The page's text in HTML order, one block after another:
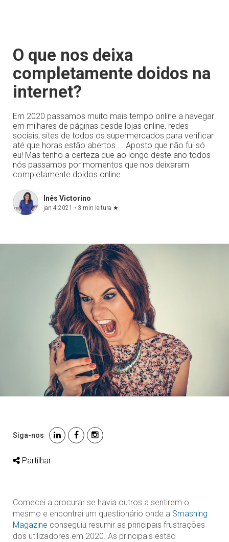
O que nos deixa
completamente doidos na
internet?
Em 2020 passamos muito mais tempo online a navegar
em milhares de páginas desde lojas online, redes
sociais, sites de todos os supermercados para verificar
até que horas estão abertos ... Aposto que não fui só
eu! Mas tenho a certeza que ao longo deste ano todos
nós passamos por momentos que nos deixaram
completamente doidos online.
Inês Victorino
jan 4 2021 • 3 min leitura ★
Siga-nos
Partilhar
Comecei a procurar se havia outros a sentirem o
mesmo e encontrei um questionário onde a Smashing
Magazine conseguiu resumir as principais frustrações
dos utilizadores em 2020. As principais estão